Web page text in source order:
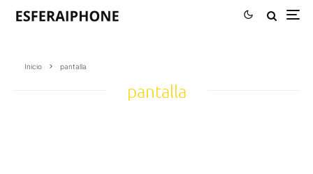
Inicio pantalla
pantalla